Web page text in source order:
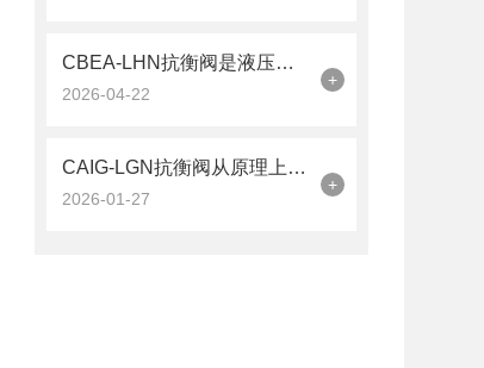
CBEA-LHN抗衡阀是液压系统中的平衡卫士
2026-04-22
+
CAIG-LGN抗衡阀从原理上可分解为以下三个层面
2026-01-27
+